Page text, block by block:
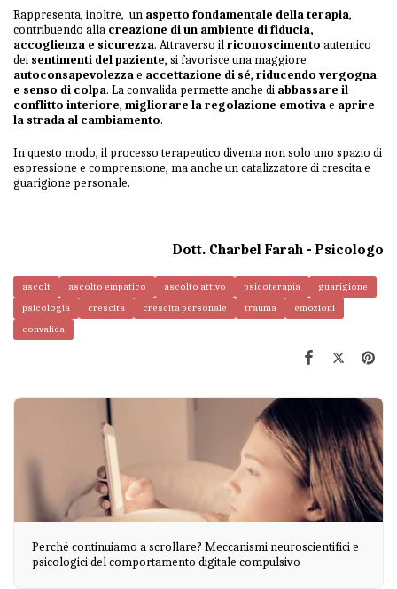
Rappresenta, inoltre, un aspetto fondamentale della terapia,
contribuendo alla creazione di un ambiente di fiducia,
accoglienza e sicurezza. Attraverso ilriconoscimento autentico
dei sentimenti del paziente, si favorisce una maggiore
autoconsapevolezzae accettazione di sé, riducendo vergogna
e senso di colpa. La convalida permette anche di abbassare il
conflitto interiore, migliorare la regolazione emotivae aprire
la strada al cambiamento.
In questo modo, il processo terapeutico diventa non solo uno spazio di
espressione e comprensione, ma anche un catalizzatore di crescita e
guarigione personale.
Dott. Charbel Farah - Psicologo
ascolt ascolto empatico ascolto attivo psicoterapia
guarigione
psicologia
crescita crescita personale trauma
emozioni
convalida
Perché continuiamo a scrollare? Meccanismi neuroscientifici e
psicologici del comportamento digitale compulsivo